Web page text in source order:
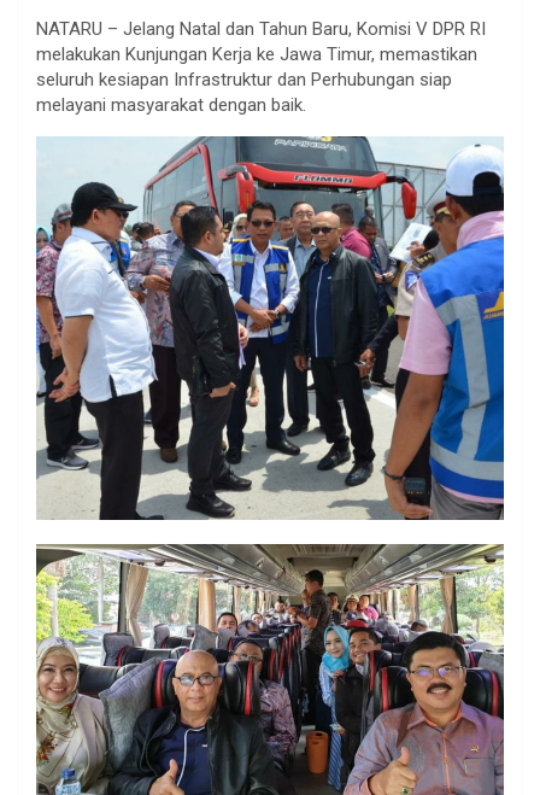
NATARU – Jelang Natal dan Tahun Baru, Komisi V DPR RI
melakukan Kunjungan Kerja ke Jawa Timur, memastikan
seluruh kesiapan Infrastruktur dan Perhubungan siap
melayani masyarakat dengan baik.